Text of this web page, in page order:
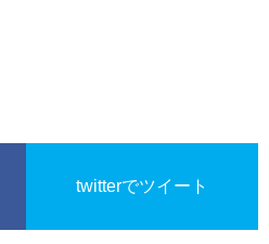
twitterでツイート